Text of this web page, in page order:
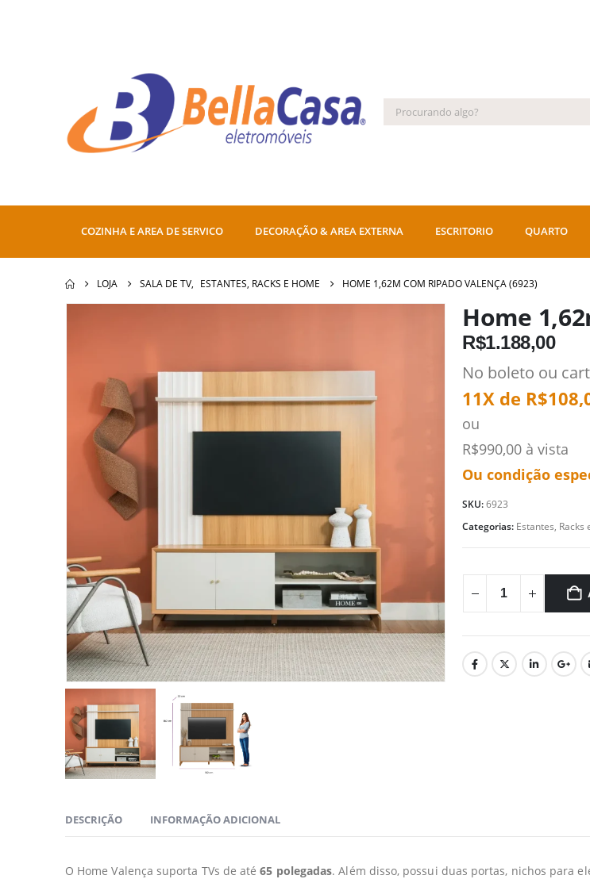
COZINHA E AREA DE SERVICO DECORAÇÃO & AREA EXTERNA ESCRITORIO QUARTO
LOJA SALA DE TV, ESTANTES, RACKS E HOME HOME 1,62M COM RIPADO VALENÇA (6923)
Home
R$1.188,00
No boleto ou
11X de R$
ou
R$990,00 à vista
Ou condição
SKU:6923
Categorias: Estantes, Racks
DESCRIÇÃO INFORMAÇÃO ADICIONAL
O Home Valença suporta TVs de até65 polegadas. Além disso, possui duas portas, nichos para